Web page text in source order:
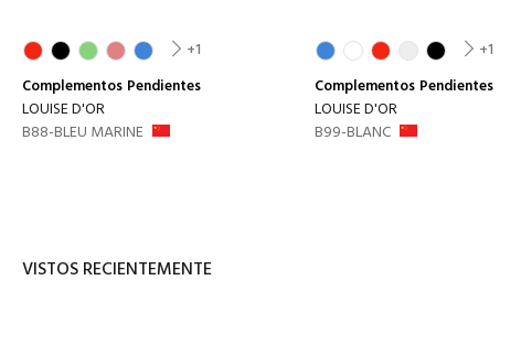
+1
Complementos Pendientes
LOUISE D'OR
B88-BLEU MARINE
+1
Complementos Pendientes
LOUISE D'OR
B99-BLANC
VISTOS RECIENTEMENTE